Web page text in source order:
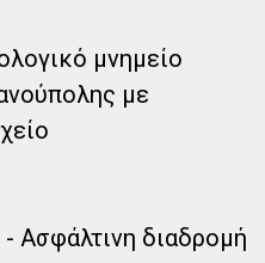
μνημείο
με
- Ασφάλτινη διαδρομή